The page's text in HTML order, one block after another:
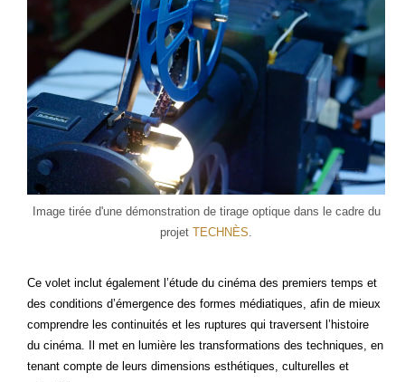
Image tirée d'une démons­tra­tion de tirage optique dans le cadre du
pro­jetTECHNÈS
Ce volet inclut éga­le­ment l’étude du ciné­ma des pre­miers temps et
des condi­tions d’émergence des formes média­tiques, afin de mieux
com­prendre les conti­nui­tés et les rup­tures qui tra­versent l’histoire
du ciné­ma. Il met en lumière les trans­for­ma­tions des tech­niques, en
tenant compte de leurs dimen­sions esthé­tiques, cultu­relles et